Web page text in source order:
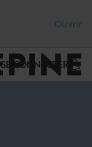
Ouvrir
SE CONNECTER